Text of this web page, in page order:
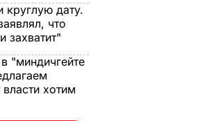
круглую дату.
что
захватит"
"миндичгейте
хотим